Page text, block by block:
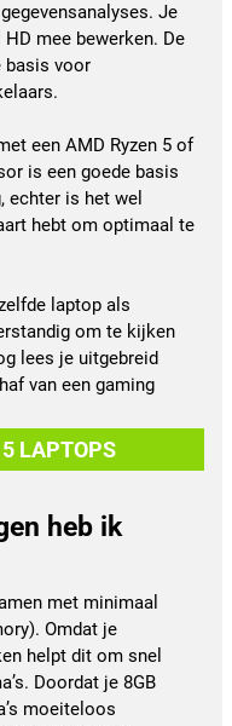
Je
HD mee bewerken. De
basis voor
een AMD Ryzen 5 of
is een goede basis
echter is het wel
hebt om optimaal te
laptop als
om te kijken
lees je uitgebreid
van een gaming
LAPTOPS
heb ik
met minimaal
Omdat je
helpt dit om snel
Doordat je 8GB
moeiteloos